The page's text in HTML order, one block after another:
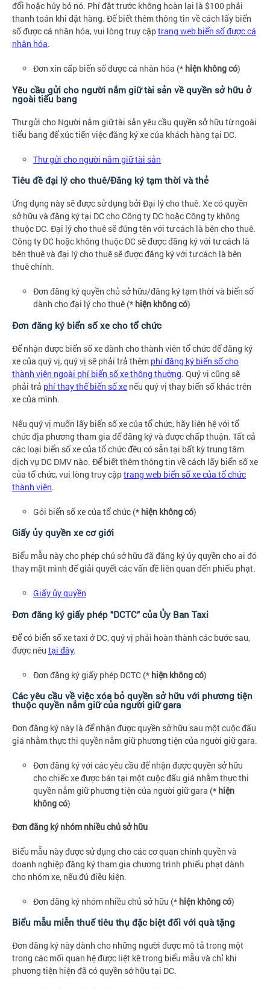
đổi hoặc hủy bỏ nó. Phí đặt trước không hoàn lại là $100 phải
thanh toán khi đặt hàng. Để biết thêm thông tin về cách lấy biển
số được cá nhân hóa, vui lòng truy cậptrang web biển số được cá
nhân hóa.
Đơn xin cấp biển số được cá nhân hóa (* hiện không có)
Yêu cầu gửi cho người nắm giữ tài sản về quyền sở hữu ở
ngoài tiểu bang
Thư gửi cho Người nắm giữ tài sản yêu cầu quyền sở hữu từ ngoài
tiểu bang để xúc tiến việc đăng ký xe của khách hàng tại DC.
Thư gửi cho người nắm giữ tài sản
Tiêu đề đại lý cho thuê/Đăng ký tạm thời và thẻ
Ứng dụng này sẽ được sử dụng bởi Đại lý cho thuê. Xe có quyền
sở hữu và đăng ký tại DC cho Công ty DC hoặc Công ty không
thuộc DC. Đại lý cho thuê sẽ đứng tên với tư cách là bên cho thuê.
Công ty DC hoặc không thuộc DC sẽ được đăng ký với tư cách là
bên thuê và đại lý cho thuê sẽ được đăng ký với tư cách là bên
thuê chính.
Đơn đăng ký quyền chủ sở hữu/đăng ký tạm thời và biển số
dành cho đại lý cho thuê (* hiện không có)
Đơn đăng ký biển số xe cho tổ chức
Để nhận được biển số xe dành cho thành viên tổ chức để đăng ký
xe của quý vị, quý vị sẽ phải trả thêm phí đăng ký biển số cho
thành viên ngoài phí biển số xe thông thường. Quý vị cũng sẽ
phải trả phí thay thế biển số xe nếu quý vị thay biển số khác trên
xe của mình.
Nếu quý vị muốn lấy biển số xe của tổ chức, hãy liên hệ với tổ
chức địa phương tham gia để đăng ký và được chấp thuận. Tất cả
các loại biển số xe của tổ chức đều có sẵn tại bất kỳ trung tâm
dịch vụ DC DMV nào. Để biết thêm thông tin về cách lấy biển số xe
của tổ chức, vui lòng truy cậptrang web biển số xe của tổ chức
thành viên.
Gói biển số xe của tổ chức (* hiện không có)
Giấy ủy quyền xe cơ giới
Biểu mẫu này cho phép chủ sở hữu đã đăng ký ủy quyền cho ai đó
thay mặt mình để giải quyết các vấn đề liên quan đến phiếu phạt.
Giấy ủy quyền
Đơn đăng ký giấy phép "DCTC" của Ủy Ban Taxi
Để có biển số xe taxi ở DC, quý vị phải hoàn thành các bước sau,
được nêu tại đây.
Đơn đăng ký giấy phép DCTC (* hiện không có)
Các yêu cầu về việc xóa bỏ quyền sở hữu với phương tiện
thuộc quyền nắm giữ của người giữ gara
Đơn đăng ký này là để nhận được quyền sở hữu sau một cuộc đấu
giá nhằm thực thi quyền nắm giữ phương tiện của người giữ gara.
Đơn đăng ký với các yêu cầu để nhận được quyền sở hữu
cho chiếc xe được bán tại một cuộc đấu giá nhằm thực thi
quyền nắm giữ phương tiện của người giữ gara (* hiện
không có)
Đơn đăng ký nhóm nhiều chủ sở hữu
Biểu mẫu này được sử dụng cho các cơ quan chính quyền và
doanh nghiệp đăng ký tham gia chương trình phiếu phạt dành
cho nhóm xe, nếu đủ điều kiện.
Đơn đăng ký nhóm nhiều chủ sở hữu (* hiện không có)
Biểu mẫu miễn thuế tiêu thụ đặc biệt đối với quà tặng
Đơn đăng ký này dành cho những người được mô tả trong một
trong các mối quan hệ được liệt kê trong biểu mẫu và chỉ khi
phương tiện hiện đã có quyền sở hữu tại DC.